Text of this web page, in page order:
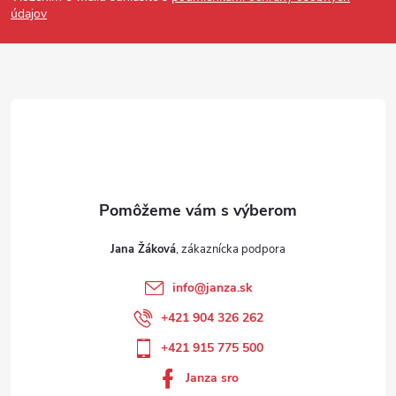
údajov
Jana Žáková
info@janza.sk
+421 904 326 262
+421 915 775 500
Janza sro